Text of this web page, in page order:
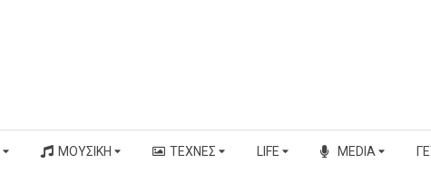
ΜΟΥΣΙΚΉ ΤΈΧΝΕΣ LIFE MEDIA